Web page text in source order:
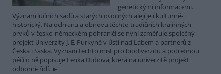
genetickými informacemi.
Význam lučních sadů a starých ovocných alejí je i kulturně-
historický. Na ochranu a obnovu těchto tradičních krajinných
prvků v česko-německém pohraničí se nyní zaměřuje společný
projekt Univerzity J. E. Purkyně v Ústí nad Labem a partnerů z
Česka i Saska. Význam těchto míst pro biodiverzitu a potřebnou
péči o ně popisuje Lenka Dubová, která na univerzitě projekt
odborně řídí.